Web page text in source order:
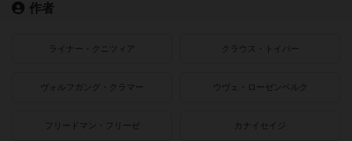
作者
ライナー・クニツィア クラウス・トイバー
ヴォルフガング・クラマー ウヴェ・ローゼンベルク
フリードマン・フリーゼ カナイセイジ